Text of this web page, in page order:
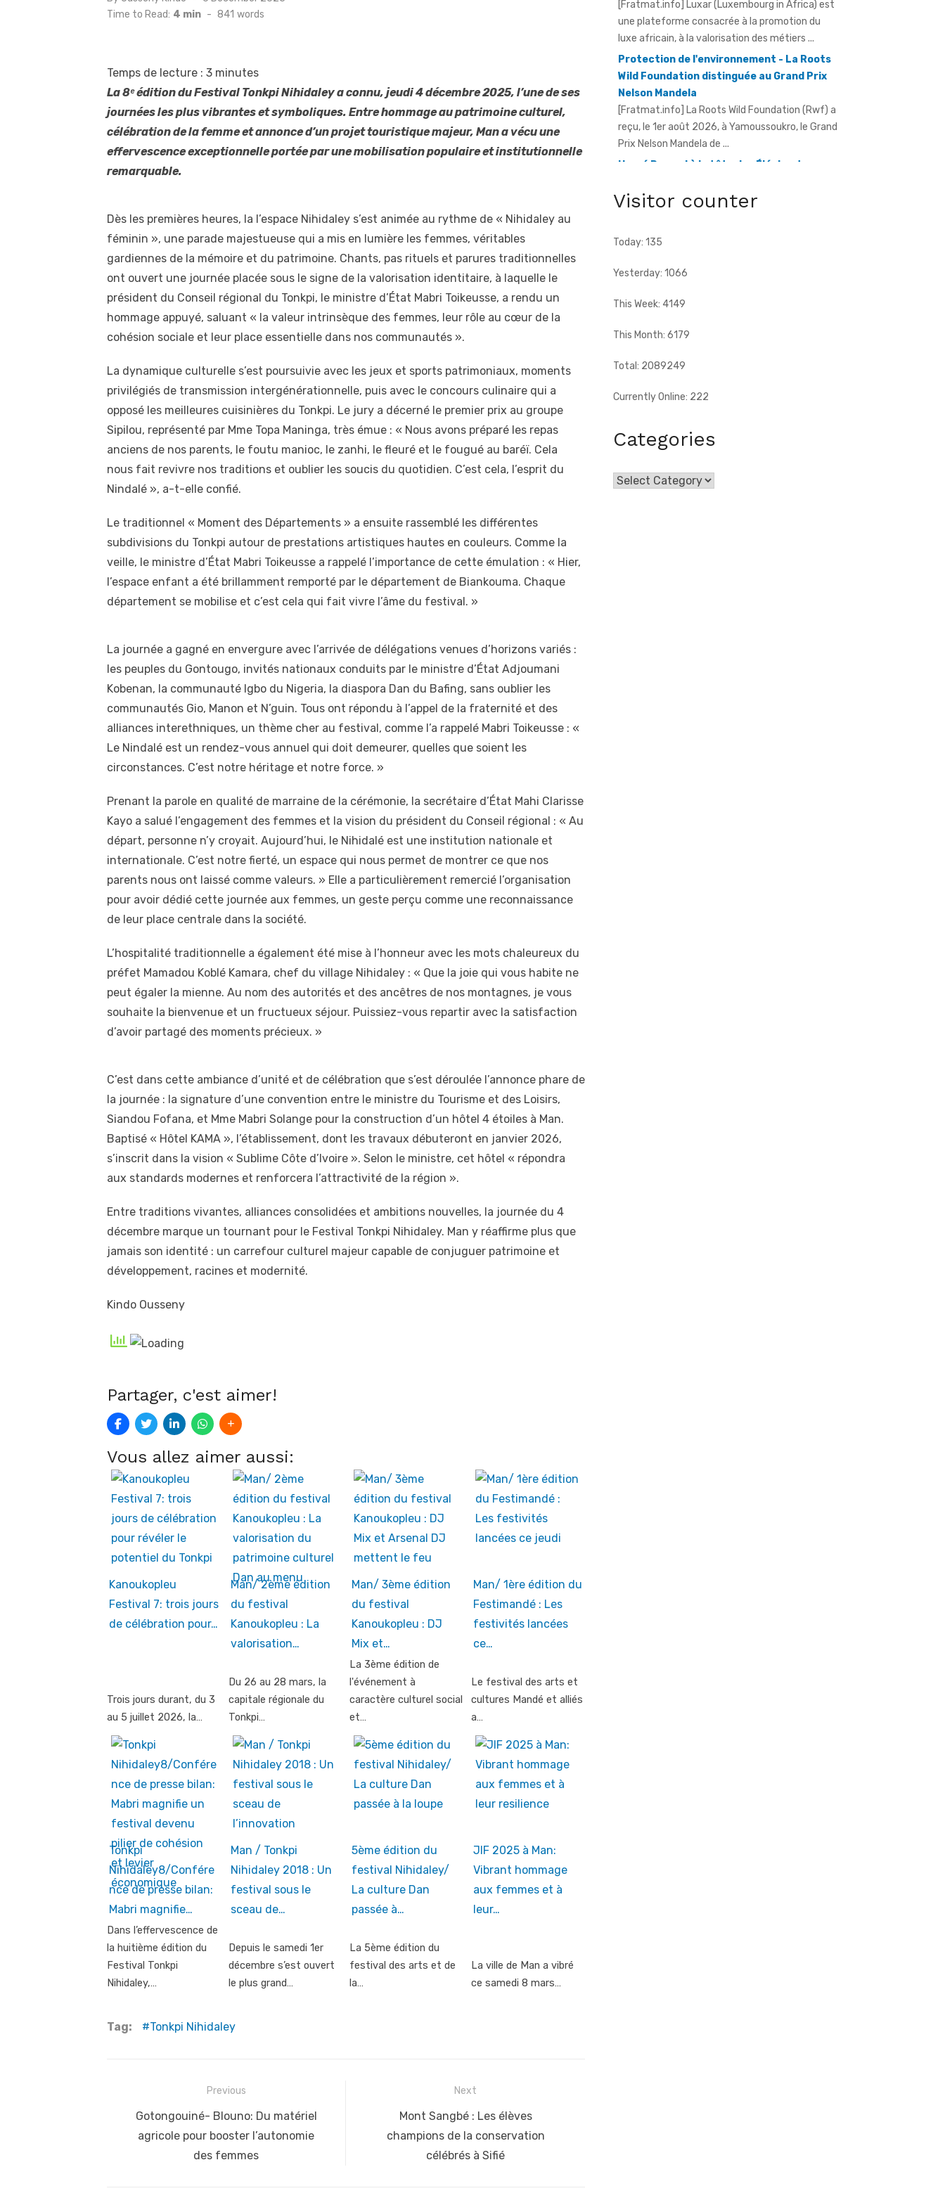
Time to Read: 4 min - 841 words
Temps de lecture : 3 minutes
La 8ᵉ édition du Festival Tonkpi Nihidaley a connu, jeudi 4 décembre 2025, l’une de ses
journées les plus vibrantes et symboliques. Entre hommage au patrimoine culturel,
célébration de la femme et annonce d’un projet touristique majeur, Man a vécu une
effervescence exceptionnelle portée par une mobilisation populaire et institutionnelle
remarquable.
Dès les premières heures, la l’espace Nihidaley s’est animée au rythme de « Nihidaley au
féminin », une parade majestueuse qui a mis en lumière les femmes, véritables
gardiennes de la mémoire et du patrimoine. Chants, pas rituels et parures traditionnelles
ont ouvert une journée placée sous le signe de la valorisation identitaire, à laquelle le
président du Conseil régional du Tonkpi, le ministre d’État Mabri Toikeusse, a rendu un
hommage appuyé, saluant « la valeur intrinsèque des femmes, leur rôle au cœur de la
cohésion sociale et leur place essentielle dans nos communautés ».
La dynamique culturelle s’est poursuivie avec les jeux et sports patrimoniaux, moments
privilégiés de transmission intergénérationnelle, puis avec le concours culinaire qui a
opposé les meilleures cuisinières du Tonkpi. Le jury a décerné le premier prix au groupe
Sipilou, représenté par Mme Topa Maninga, très émue : « Nous avons préparé les repas
anciens de nos parents, le foutu manioc, le zanhi, le fleuré et le fougué au baréï. Cela
nous fait revivre nos traditions et oublier les soucis du quotidien. C’est cela, l’esprit du
Nindalé », a-t-elle confié.
Le traditionnel « Moment des Départements » a ensuite rassemblé les différentes
subdivisions du Tonkpi autour de prestations artistiques hautes en couleurs. Comme la
veille, le ministre d’État Mabri Toikeusse a rappelé l’importance de cette émulation : « Hier,
l’espace enfant a été brillamment remporté par le département de Biankouma. Chaque
département se mobilise et c’est cela qui fait vivre l’âme du festival. »
La journée a gagné en envergure avec l’arrivée de délégations venues d’horizons variés :
les peuples du Gontougo, invités nationaux conduits par le ministre d’État Adjoumani
Kobenan, la communauté Igbo du Nigeria, la diaspora Dan du Bafing, sans oublier les
communautés Gio, Manon et N’guin. Tous ont répondu à l’appel de la fraternité et des
alliances interethniques, un thème cher au festival, comme l’a rappelé Mabri Toikeusse : «
Le Nindalé est un rendez-vous annuel qui doit demeurer, quelles que soient les
circonstances. C’est notre héritage et notre force. »
Prenant la parole en qualité de marraine de la cérémonie, la secrétaire d’État Mahi Clarisse
Kayo a salué l’engagement des femmes et la vision du président du Conseil régional : « Au
départ, personne n’y croyait. Aujourd’hui, le Nihidalé est une institution nationale et
internationale. C’est notre fierté, un espace qui nous permet de montrer ce que nos
parents nous ont laissé comme valeurs. » Elle a particulièrement remercié l’organisation
pour avoir dédié cette journée aux femmes, un geste perçu comme une reconnaissance
de leur place centrale dans la société.
L’hospitalité traditionnelle a également été mise à l’honneur avec les mots chaleureux du
préfet Mamadou Koblé Kamara, chef du village Nihidaley : « Que la joie qui vous habite ne
peut égaler la mienne. Au nom des autorités et des ancêtres de nos montagnes, je vous
souhaite la bienvenue et un fructueux séjour. Puissiez-vous repartir avec la satisfaction
d’avoir partagé des moments précieux. »
C’est dans cette ambiance d’unité et de célébration que s’est déroulée l’annonce phare de
la journée : la signature d’une convention entre le ministre du Tourisme et des Loisirs,
Siandou Fofana, et Mme Mabri Solange pour la construction d’un hôtel 4 étoiles à Man.
Baptisé « Hôtel KAMA », l’établissement, dont les travaux débuteront en janvier 2026,
s’inscrit dans la vision « Sublime Côte d’Ivoire ». Selon le ministre, cet hôtel « répondra
aux standards modernes et renforcera l’attractivité de la région ».
Entre traditions vivantes, alliances consolidées et ambitions nouvelles, la journée du 4
décembre marque un tournant pour le Festival Tonkpi Nihidaley. Man y réaffirme plus que
jamais son identité : un carrefour culturel majeur capable de conjuguer patrimoine et
développement, racines et modernité.
Kindo Ousseny
Partager, c'est aimer!
Vous allez aimer aussi:
Kanoukopleu
Festival 7: trois jours
de célébration pour…
Trois jours durant, du 3
au 5 juillet 2026, la…
Man/ 2ème édition
du festival
Kanoukopleu : La
valorisation…
Du 26 au 28 mars, la
capitale régionale du
Tonkpi…
Man/ 3ème édition
du festival
Kanoukopleu : DJ
Mix et…
La 3ème édition de
l'événement à
caractère culturel social
et…
Man/ 1ère édition du
Festimandé : Les
festivités lancées
ce…
Le festival des arts et
cultures Mandé et alliés
a…
Tonkpi
Nihidaley8/Confére
nce de presse bilan:
Mabri magnifie…
Dans l’effervescence de
la huitième édition du
Festival Tonkpi
Nihidaley,…
Man / Tonkpi
Nihidaley 2018 : Un
festival sous le
sceau de…
Depuis le samedi 1er
décembre s’est ouvert
le plus grand…
5ème édition du
festival Nihidaley/
La culture Dan
passée à…
La 5ème édition du
festival des arts et de
la…
JIF 2025 à Man:
Vibrant hommage
aux femmes et à
leur…
La ville de Man a vibré
ce samedi 8 mars…
Tag: Tonkpi Nihidaley
navigation
Previous
Previous
post:
Gotongouiné- Blouno: Du matériel
agricole pour booster l’autonomie
des femmes
Next
post:
Mont Sangbé : Les élèves
champions de la conservation
célébrés à Sifié
luxe africain, à la valorisation des métiers ...
Protection de l'environnement - La Roots
Nelson Mandela
[Fratmat.info] La Roots Wild Foundation (Rwf) a
reçu, le 1er août 2026, à Yamoussoukro, le Grand
Prix Nelson Mandela de ...
Hervé Renard à la tête des Éléphants -
technicien français justifient, selon la Fif, son
Visitor counter
Today: 135
Yesterday: 1066
This Week: 4149
This Month: 6179
Total: 2089249
Currently Online: 222
Categories
Categories